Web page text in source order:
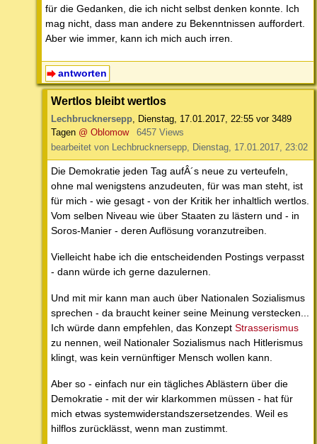
für die Gedanken, die ich nicht selbst denken konnte. Ich
mag nicht, dass man andere zu Bekenntnissen auffordert.
Aber wie immer, kann ich mich auch irren.
antworten
Wertlos bleibt wertlos
Lechbrucknersepp, Dienstag, 17.01.2017, 22:55 vor 3489
Tagen @ Oblomow
6457 Views
bearbeitet von Lechbrucknersepp, Dienstag, 17.01.2017, 23:02
Die Demokratie jeden Tag aufÂ´s neue zu verteufeln,
ohne mal wenigstens anzudeuten, für was man steht, ist
für mich - wie gesagt - von der Kritik her inhaltlich wertlos.
Vom selben Niveau wie über Staaten zu lästern und - in
Soros-Manier - deren Auflösung voranzutreiben.
Vielleicht habe ich die entscheidenden Postings verpasst
- dann würde ich gerne dazulernen.
Und mit mir kann man auch über Nationalen Sozialismus
sprechen - da braucht keiner seine Meinung verstecken...
Ich würde dann empfehlen, das Konzept Strasserismus
zu nennen, weil Nationaler Sozialismus nach Hitlerismus
klingt, was kein vernünftiger Mensch wollen kann.
Aber so - einfach nur ein tägliches Ablästern über die
Demokratie - mit der wir klarkommen müssen - hat für
mich etwas systemwiderstandszersetzendes. Weil es
hilflos zurücklässt, wenn man zustimmt.